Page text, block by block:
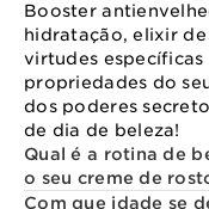
Booster
hidratação, elixir de
virtudes
propriedades do
dos poderes
de dia de beleza!
Qual é a rotina de
o seu creme de
Com que idade se